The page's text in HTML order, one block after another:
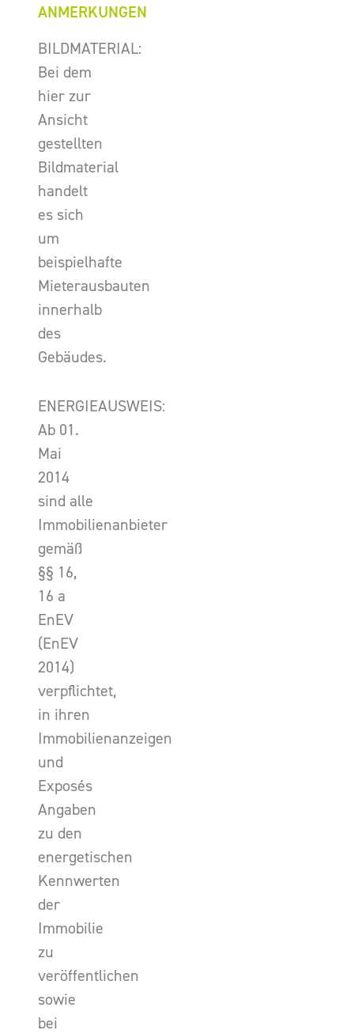
ANMERKUNGEN
BILDMATERIAL:
Bei dem
hier zur
Ansicht
gestellten
Bildmaterial
handelt
es sich
um
beispielhafte
Mieterausbauten
innerhalb
des
Gebäudes.
ENERGIEAUSWEIS:
Ab 01.
Mai
2014
sind alle
Immobilienanbieter
gemäß
§§ 16,
16 a
EnEV
(EnEV
2014)
verpflichtet,
in ihren
Immobilienanzeigen
und
Exposés
Angaben
zu den
energetischen
Kennwerten
der
Immobilie
zu
veröffentlichen
sowie
bei